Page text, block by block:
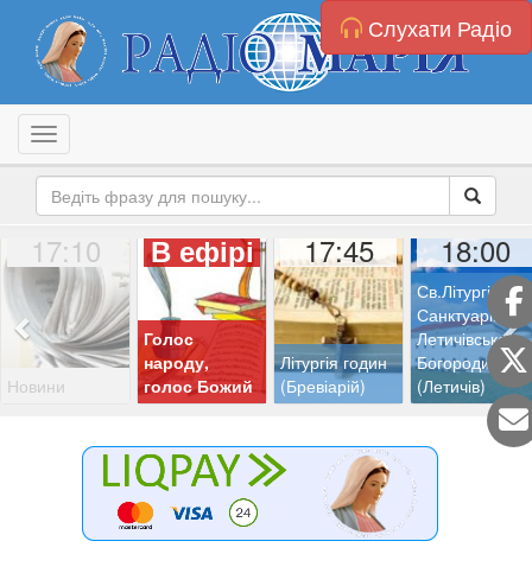
Слухати Радіо
Toggle navigation
17:10
Новини
В ефірі
Голос
народу,
голос Божий
17:45
Літургія годин
(Бревіарій)
18:00
Св.Літургія з
Санктуарію
Летичівської
Богородиці
(Летичів)